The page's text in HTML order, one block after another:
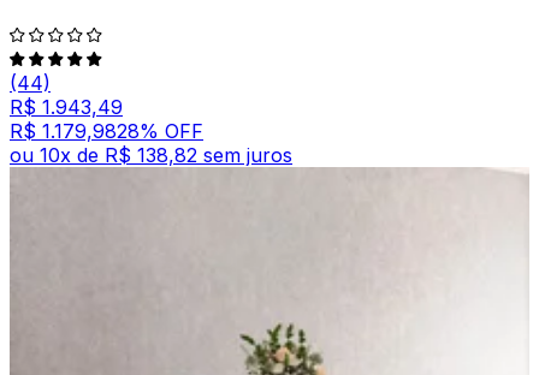
(44)
R$ 1.943,49
R$ 1.179,9828% OFF
ou 10x de R$ 138,82 sem juros